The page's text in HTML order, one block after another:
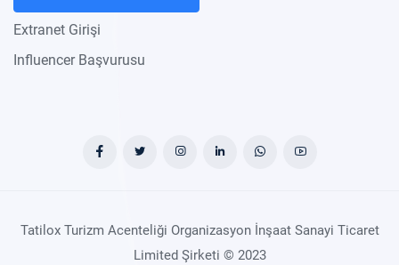
Extranet Girişi
Influencer Başvurusu
Tatilox Turizm Acenteliği Organizasyon İnşaat Sanayi Ticaret
Limited Şirketi © 2023